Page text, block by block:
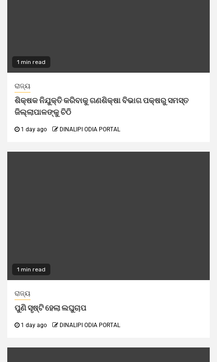
1 min read
ରାଜ୍ୟ
ଶିକ୍ଷକ ନିଯୁକ୍ତି କରିବାକୁ ଗଣଶିକ୍ଷା ବିଭାଗ ପକ୍ଷରୁ ସମସ୍ତ
ଜିଲ୍ଲାପାଳଙ୍କୁ ଚିଠି
1 day ago DINALIPI ODIA PORTAL
1 min read
ରାଜ୍ୟ
ପୁଣି ସୃଷ୍ଟି ହେଲା ଲଘୁଚାପ
1 day ago DINALIPI ODIA PORTAL